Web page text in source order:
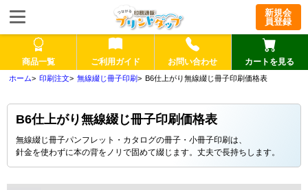
新規会
員登録
商品一覧 ご利用ガイド お問い合わせ カートを見る
印刷注文 無線綴じ冊子印刷 B6仕上がり無線綴じ冊子印刷価格表
B6仕上がり無線綴じ冊子印刷価格表
無線綴じ冊子パンフレット・カタログの冊子・小冊子印刷は、
針金を使わずに本の背をノリで固めて綴じます。丈夫で長持ちします。